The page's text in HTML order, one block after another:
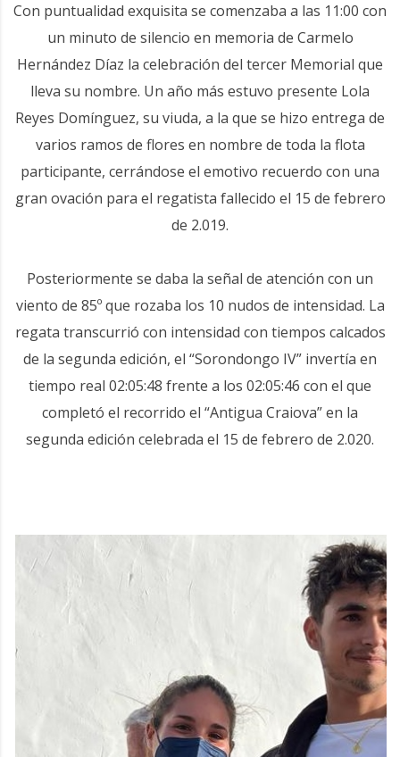
Con puntualidad exquisita se comenzaba a las 11:00 con
un minuto de silencio en memoria de Carmelo
Hernández Díaz la celebración del tercer Memorial que
lleva su nombre. Un año más estuvo presente Lola
Reyes Domínguez, su viuda, a la que se hizo entrega de
varios ramos de flores en nombre de toda la flota
participante, cerrándose el emotivo recuerdo con una
gran ovación para el regatista fallecido el 15 de febrero
de 2.019.
Posteriormente se daba la señal de atención con un
viento de 85º que rozaba los 10 nudos de intensidad. La
regata transcurrió con intensidad con tiempos calcados
de la segunda edición, el “Sorondongo IV” invertía en
tiempo real 02:05:48 frente a los 02:05:46 con el que
completó el recorrido el “Antigua Craiova” en la
segunda edición celebrada el 15 de febrero de 2.020.